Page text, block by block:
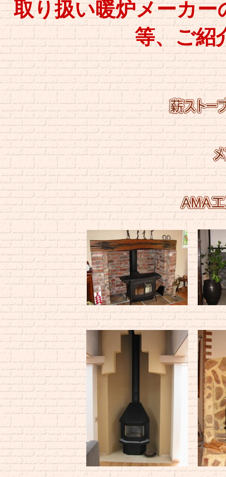
取り扱い暖炉メーカー
等、ご紹